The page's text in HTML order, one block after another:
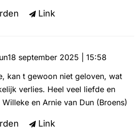
Link
18 september 2025 | 15:58
kan t gewoon niet geloven, wat
verlies. Heel veel liefde en
en Arnie van Dun (Broens)
Link